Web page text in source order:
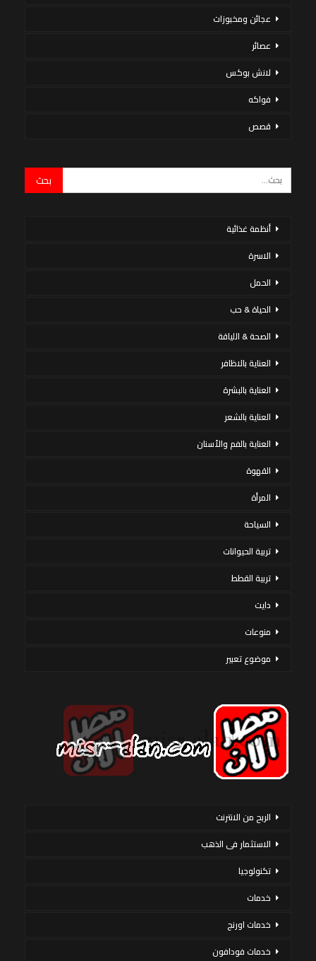
عجائن ومخبوزات
عصائر
لانش بوكس
فواكه
قصص
أنظمة غذائية
الاسرة
الحمل
الحياة & حب
الصحة & اللياقة
العناية بالاظافر
العناية بالبشرة
العناية بالشعر
العناية بالفم والأسنان
القهوة
المرأة
السياحة
تربية الحيوانات
تربية القطط
دايت
منوعات
موضوع تعبير
الربح من الانترنت
الاستثمار فى الذهب
تكنولوجيا
خدمات
خدمات اورنج
خدمات فودافون